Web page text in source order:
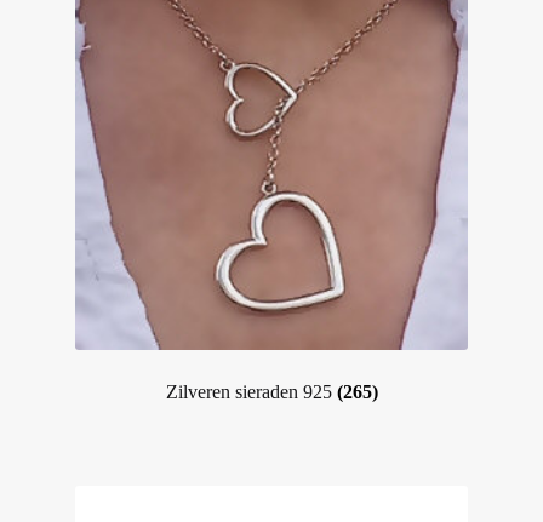
Zilveren sieraden 925 (265)